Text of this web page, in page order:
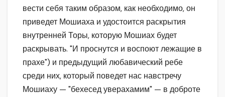
вести себя таким образом, как необходимо, он
приведет Мошиаха и удостоится раскрытия
внутренней Торы, которую Мошиах будет
раскрывать. "И проснутся и воспоют лежащие в
прахе") и предыдущий любавический ребе
среди них, который поведет нас навстречу
Мошиаху — "бехесед уверахамим" — в доброте